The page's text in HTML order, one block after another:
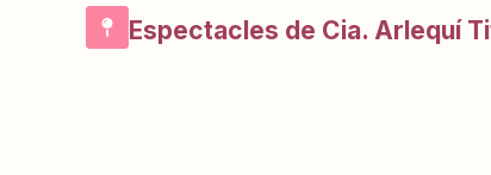
Espectacles de Cia. Arlequí